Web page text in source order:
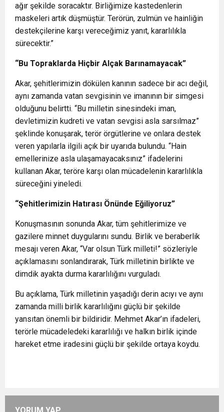
ağır şekilde soracaktır. Birliğimize kastedenlerin
maskeleri artık düşmüştür. Terörün, zulmün ve hainliğin
destekçilerine karşı vereceğimiz yanıt, kararlılıkla
sürecektir.”
“Bu Topraklarda Hiçbir Alçak Barınamayacak”
Akar, şehitlerimizin dökülen kanının sadece bir acı değil,
aynı zamanda vatan sevgisinin ve imanının bir simgesi
olduğunu belirtti. “Bu milletin sinesindeki iman,
devletimizin kudreti ve vatan sevgisi asla sarsılmaz”
şeklinde konuşarak, terör örgütlerine ve onlara destek
veren yapılarla ilgili açık bir uyarıda bulundu. “Hain
emellerinize asla ulaşamayacaksınız” ifadelerini
kullanan Akar, teröre karşı olan mücadelenin kararlılıkla
süreceğini yineledi.
“Şehitlerimizin Hatırası Önünde Eğiliyoruz”
Konuşmasının sonunda Akar, tüm şehitlerimize ve
gazilere minnet duygularını sundu. Birlik ve beraberlik
mesajı veren Akar, “Var olsun Türk milleti!” sözleriyle
açıklamasını sonlandırarak, Türk milletinin birlikte ve
dimdik ayakta durma kararlılığını vurguladı.
Bu açıklama, Türk milletinin yaşadığı derin acıyı ve aynı
zamanda milli birlik kararlılığını güçlü bir şekilde
yansıtan önemli bir bildiridir. Mehmet Akar’ın ifadeleri,
terörle mücadeledeki kararlılığı ve halkın birlik içinde
hareket etme iradesini güçlü bir şekilde ortaya koydu.